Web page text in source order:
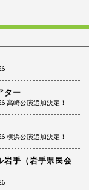
ター
高崎公演追加決定！
横浜公演追加決定！
岩手（岩手県民会